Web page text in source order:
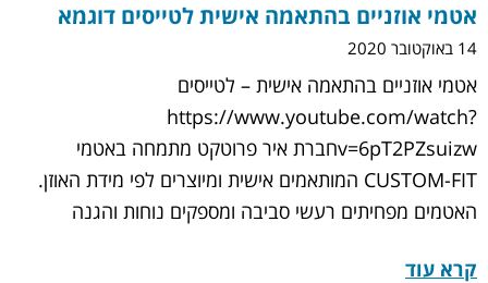
אטמי אוזניים בהתאמה אישית לטייסים דוגמא
14 באוקטובר 2020
אטמי אוזניים בהתאמה אישית – לטייסים
https://www.youtube.com/watch?
v=6pT2PZsuizwחברת איר פרוטקט מתמחה באטמי
CUSTOM-FIT המותאמים אישית ומיוצרים לפי מידת האוזן.
האטמים מפחיתים רעשי סביבה ומספקים נוחות והגנה
קרא עוד